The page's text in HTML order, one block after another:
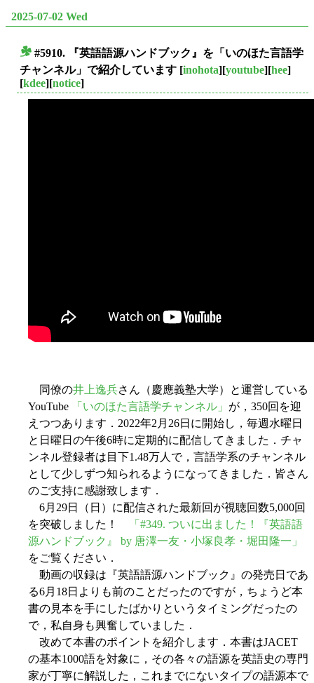
2025-07-02 Wed
#5910. 『英語語源ハンドブック』を「いのほた言語学
チャンネル」で紹介しています [inohota][youtube][hee]
[kdee][notice]
同僚の井上逸兵さん（慶應義塾大学）と運営している
YouTube
「いのほた言語学チャンネル」 が，350回を迎
えつつあります．2022年2月26日に開始し，毎週水曜日
と日曜日の午後6時に定期的に配信してきました．チャ
ンネル登録者は目下1.48万人で，言語学系のチャンネル
として少しずつ知られるようになってきました．皆さん
のご支持に感謝致します．
6月29日（日）に配信された最新回が視聴回数5,000回
を突破しました！
「#349. ついに出ました！『英語語
源ハンドブック』 by 唐澤一友・小塚良孝・堀田隆一」
をご覧ください．
動画の収録は『英語語源ハンドブック』の発売日であ
る6月18日よりも前のことだったのですが，ちょうど本
書の見本を手にしたばかりというタイミングだったの
で，私自身も興奮していました．
改めて本書のポイントを紹介します．本書はJACET
の基本1000語を対象に，その各々の語源を英語史の専門
家が丁寧に解説した，これまでにないタイプの語源本で